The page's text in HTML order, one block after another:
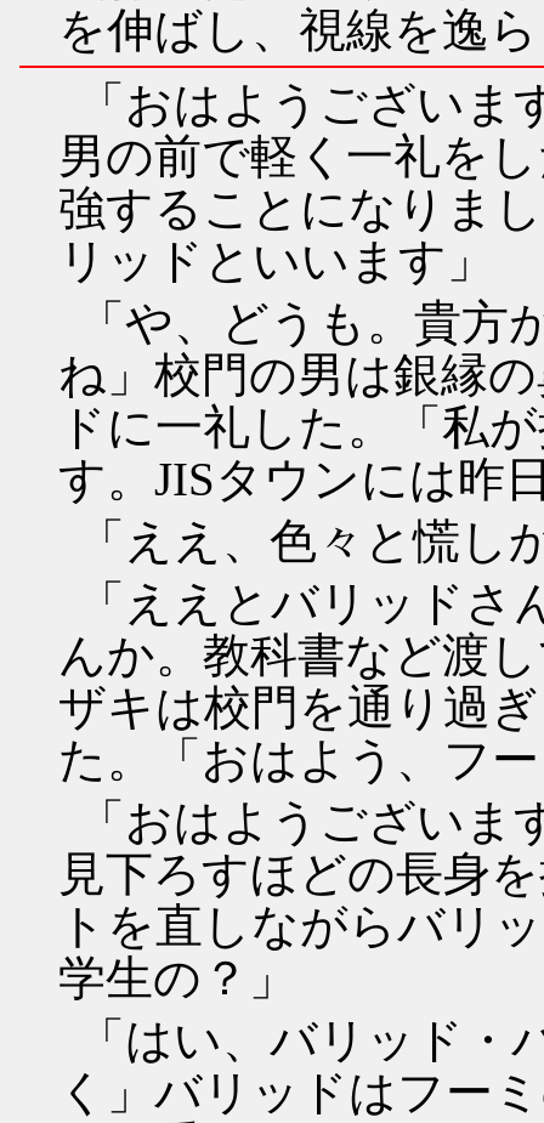
を伸ばし、視線を逸
「おはようござい
男の前で軽く一礼を
強することになりま
リッドといいます」
「や、どうも。貴
ね」校門の男は銀縁
ドに一礼した。「私
す。JISタウンには昨
「ええ、色々と慌し
「ええとバリッド
んか。教科書など渡
ザキは校門を通り過
た。「おはよう、フ
「おはようござい
見下ろすほどの長身
トを直しながらバリ
学生の？」
「はい、バリッド
く」バリッドはフー